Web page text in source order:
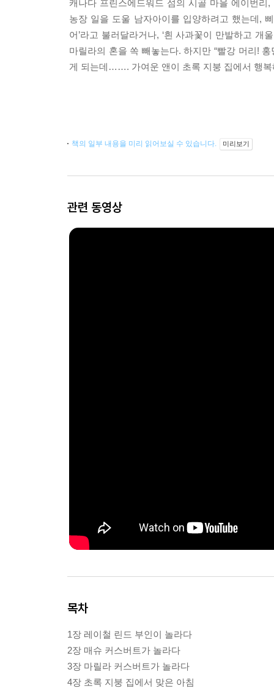
캐나다 프린스에드워드 섬의 시골 마을 에이번
농장 일을 도울 남자아이를 입양하려고 했는데,
어’라고 불러달라거나, ‘흰 사과꽃이 만발하고
마릴라의 혼을 쏙 빼놓는다. 하지만 “빨강 머리!
게 되는데……. 가여운 앤이 초록 지붕 집에서 행복
책의 일부 내용을 미리 읽어보실 수 있습니다. 미리보기
관련 동영상
목차
1장 레이철 린드 부인이 놀라다
2장 매슈 커스버트가 놀라다
3장 마릴라 커스버트가 놀라다
4장 초록 지붕 집에서 맞은 아침